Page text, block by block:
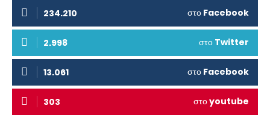
234.210 στο Facebook
2.998 στο Twitter
13.061 στο Facebook
303 στοyoutube